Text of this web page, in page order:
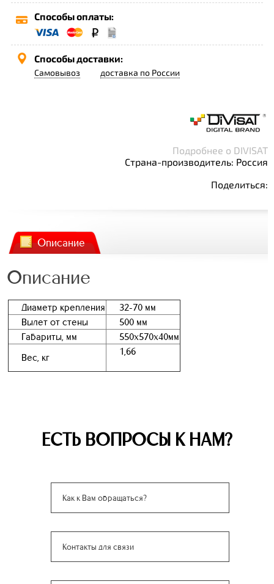
Способы оплаты:
Способы доставки:
Самовывоз доставка по России
Подробнее о DIVISAT
Страна-производитель: Россия
Поделиться:
Описание
Описание
Диаметр крепления
32-70 мм
Вылет от стены
500 мм
Габариты, мм
550х570х40мм
Вес, кг
1,66
ЕСТЬ ВОПРОСЫ К НАМ?